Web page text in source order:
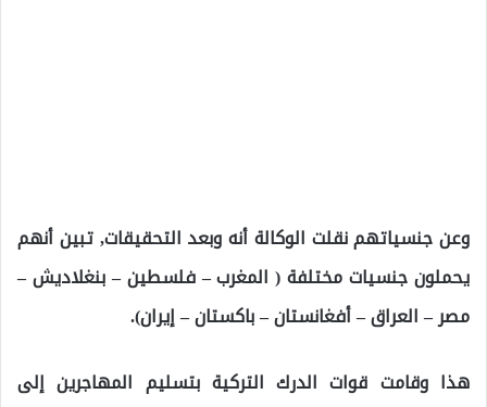
وعن جنسياتهم نقلت الوكالة أنه وبعد التحقيقات, تبين أنهم
يحملون جنسيات مختلفة ( المغرب – فلسطين – بنغلاديش –
مصر – العراق – أفغانستان – باكستان – إيران).
هذا وقامت قوات الدرك التركية بتسليم المهاجرين إلى